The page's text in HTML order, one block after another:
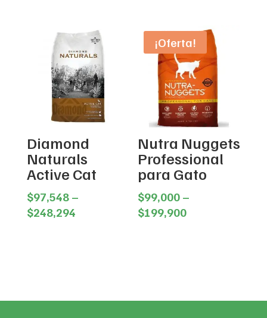
through
$202,386
Diamond
Naturals
Active Cat
$97,548 –
$248,294Price
¡Oferta!
Nutra Nuggets
Professional
para Gato
$99,000 –
$199,900Price